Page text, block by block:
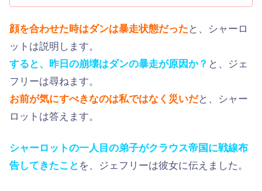
顔を合わせた時はダンは暴走状態だった と、シャーロ
ットは説明します。
すると、昨日の崩壊はダンの暴走が原因か？ と、ジェ
フリーは尋ねます。
お前が気にすべきなのは私ではなく災いだと、シャー
ロットは答えます。
シャーロットの一人目の弟子がクラウス帝国に戦線布
告してきたこと を、ジェフリーは彼女に伝えました。